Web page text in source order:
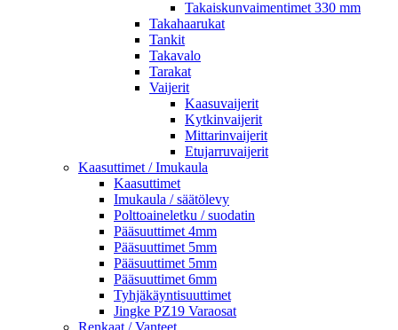
Takaiskunvaimentimet 330 mm
Takahaarukat
Tankit
Takavalo
Tarakat
Vaijerit
Kaasuvaijerit
Kytkinvaijerit
Mittarinvaijerit
Etujarruvaijerit
Kaasuttimet / Imukaula
Kaasuttimet
Imukaula / säätölevy
Polttoaineletku / suodatin
Pääsuuttimet 4mm
Pääsuuttimet 5mm
Pääsuuttimet 5mm
Pääsuuttimet 6mm
Tyhjäkäyntisuuttimet
Jingke PZ19 Varaosat
Renkaat / Vanteet